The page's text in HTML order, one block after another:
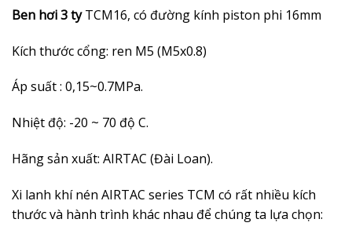
Ben hơi 3 tyTCM16, có đường kính piston phi 16mm
Kích thước cổng: ren M5 (M5x0.8)
Áp suất : 0,15~0.7MPa.
Nhiệt độ: -20 ~ 70 độ C.
Hãng sản xuất: AIRTAC (Đài Loan).
Xi lanh khí nén AIRTAC series TCM có rất nhiều kích
thước và hành trình khác nhau để chúng ta lựa chọn: